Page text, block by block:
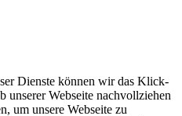
Dienste können wir das Klick-
unserer Webseite nachvollziehen
um unsere Webseite zu